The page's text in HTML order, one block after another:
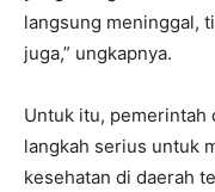
langsung meninggal,
juga,” ungkapnya.
Untuk itu, pemerintah
langkah serius untuk
kesehatan di daerah